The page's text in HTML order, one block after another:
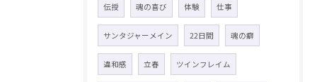
伝授 魂の喜び 体験 仕事
サンタジャーメイン 22日間 魂の癖
違和感 立春 ツインフレイム